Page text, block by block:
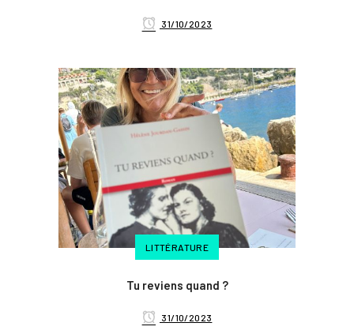
31/10/2023
LITTÉRATURE
Tu reviens quand ?
31/10/2023